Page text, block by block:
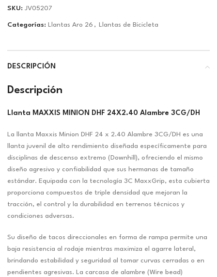
SKU: JV05207
Categorías: Llantas Aro 26 , Llantas de Bicicleta
DESCRIPCIÓN
Descripción
Llanta MAXXIS MINION DHF 24X2.40 Alambre 3CG/DH
La llanta Maxxis Minion DHF 24 x 2.40 Alambre 3CG/DH es una
llanta juvenil de alto rendimiento diseñada específicamente para
disciplinas de descenso extremo (Downhill), ofreciendo el mismo
diseño agresivo y confiabilidad que sus hermanas de tamaño
estándar. Equipada con la tecnología 3C MaxxGrip, esta cubierta
proporciona compuestos de triple densidad que mejoran la
tracción, el control y la durabilidad en terrenos técnicos y
condiciones adversas.
Su diseño de tacos direccionales en forma de rampa permite una
baja resistencia al rodaje mientras maximiza el agarre lateral,
brindando estabilidad y seguridad al tomar curvas cerradas o en
pendientes agresivas. La carcasa de alambre (Wire bead)